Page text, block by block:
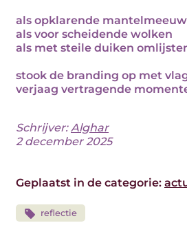
als opklarende
als voor scheidende wolken
als met steile duiken
stook de branding op met
verjaag vertragende
Schrijver:Alghar
2 december 2025
Geplaatst in de categorie:
reflectie